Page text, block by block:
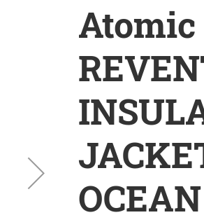
Atomic
OCEAN